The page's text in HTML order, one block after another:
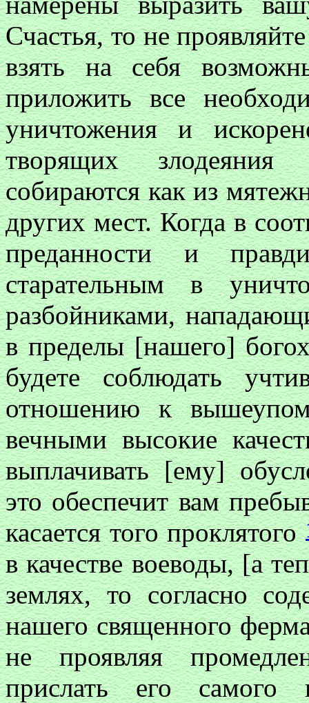
Счастья, то не
взять на себя
приложить все
уничтожения и
творящих
собираются как из
других мест. Когда в
преданности и
старательным в
разбойниками,
в пределы [нашего]
будете соблюдать
отношению к
вечными высокие
выплачивать [ему]
это обеспечит вам
касается того проклятого
в качестве воеводы, [а
землях, то согласно
нашего священного
не проявляя
прислать его